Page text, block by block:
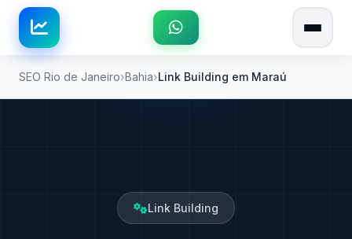
SEO Rio de Janeiro Bahia Link Building em Maraú
Link Building